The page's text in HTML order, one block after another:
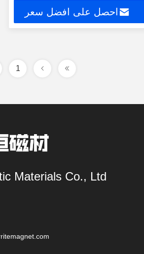
احصل على افضل سعر
1
Materials Co., Ltd